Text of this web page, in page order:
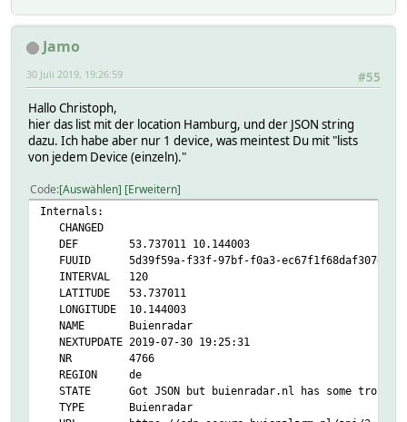
Jamo
#55
30 Juli 2019, 19:26:59
Hallo Christoph,
hier das list mit der location Hamburg, und der JSON string
dazu. Ich habe aber nur 1 device, was meintest Du mit "lists
von jedem Device (einzeln)."
Code Auswählen Erweitern
Internals:
CHANGED
DEF 53.737011 10.144003
FUUID 5d39f59a-f33f-97bf-f0a3-ec67f1f68daf307e
INTERVAL 120
LATITUDE 53.737011
LONGITUDE 10.144003
NAME Buienradar
NEXTUPDATE 2019-07-30 19:25:31
NR 4766
REGION de
STATE Got JSON but buienradar.nl has some
TYPE Buienradar